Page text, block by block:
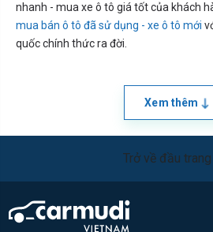
nhanh - mua xe ô tô giá tốt của khách
mua bán ô tô đã sử dụng - xe ô tô mới
quốc chính thức ra đời.
Xem thêm
Trở về đầu trang